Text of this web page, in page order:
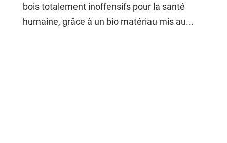
bois totalement inoffensifs pour la santé
humaine, grâce à un bio matériau mis au...